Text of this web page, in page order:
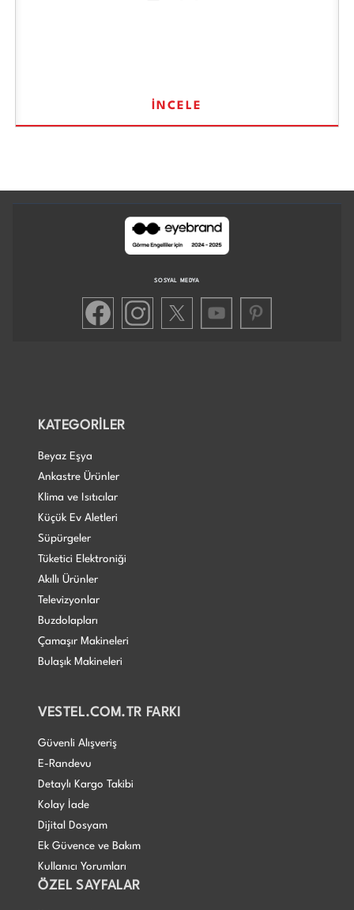
İNCELE
SOSYAL MEDYA
KATEGORİLER
Beyaz Eşya
Ankastre Ürünler
Klima ve Isıtıcılar
Küçük Ev Aletleri
Süpürgeler
Tüketici Elektroniği
Akıllı Ürünler
Televizyonlar
Buzdolapları
Çamaşır Makineleri
Bulaşık Makineleri
VESTEL.COM.TR FARKI
Güvenli Alışveriş
E-Randevu
Detaylı Kargo Takibi
Kolay İade
Dijital Dosyam
Ek Güvence ve Bakım
Kullanıcı Yorumları
ÖZEL SAYFALAR